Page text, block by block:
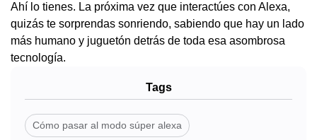
Ahí lo tienes. La próxima vez que interactúes con Alexa,
quizás te sorprendas sonriendo, sabiendo que hay un lado
más humano y juguetón detrás de toda esa asombrosa
tecnología.
Tags
Cómo pasar al modo súper alexa